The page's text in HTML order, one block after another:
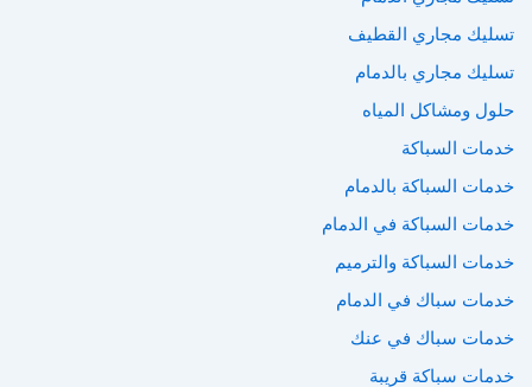
تسليك مجاري القطيف
تسليك مجاري بالدمام
حلول ومشاكل المياه
خدمات السباكة
خدمات السباكة بالدمام
خدمات السباكة في الدمام
خدمات السباكة والترميم
خدمات سباك في الدمام
خدمات سباك في عنك
خدمات سباكة قريبة